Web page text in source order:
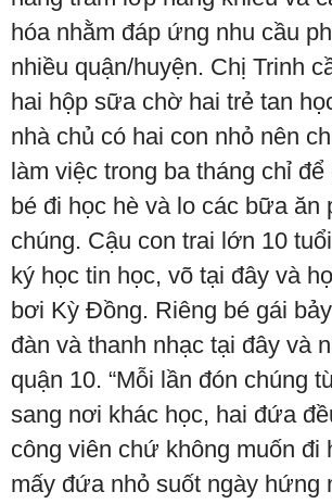
hóa nhằm đáp ứng nhu cầu
nhiều quận/huyện. Chị Trinh
hai hộp sữa chờ hai trẻ tan
nhà chủ có hai con nhỏ nên
làm việc trong ba tháng chỉ
bé đi học hè và lo các bữa ăn
chúng. Cậu con trai lớn 10
ký học tin học, võ tại đây và
bơi Kỳ Đồng. Riêng bé gái
đàn và thanh nhạc tại đây và
quận 10. “Mỗi lần đón chúng
sang nơi khác học, hai đứa
công viên chứ không muốn đi
mấy đứa nhỏ suốt ngày hứng